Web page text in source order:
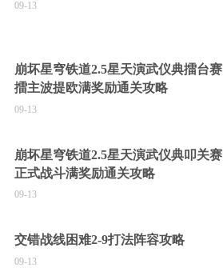
09-13
崩坏星穹铁道2.5星天演武仪典擂台赛
擂主波提欧满奖励通关攻略
09-13
崩坏星穹铁道2.5星天演武仪典叩关赛
正式战斗满奖励通关攻略
09-13
交错战线困难2-9打法阵容攻略
09-13